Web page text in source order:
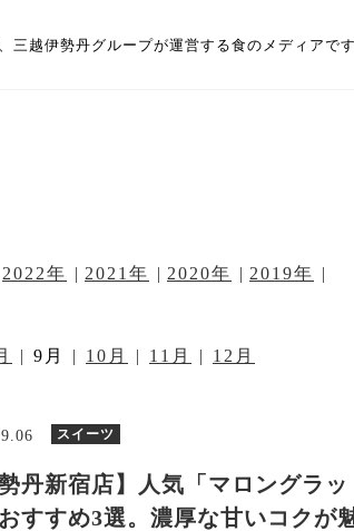
三越伊勢丹グループが運営する食のメディアです
2022年 2021年 2020年
2019年
9月 10月 11月 12月
スイーツ
勢丹新宿店】人気「マロングラッ
すすめ3選。濃厚な甘いコクが